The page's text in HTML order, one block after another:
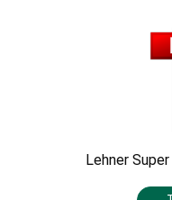
Lehner